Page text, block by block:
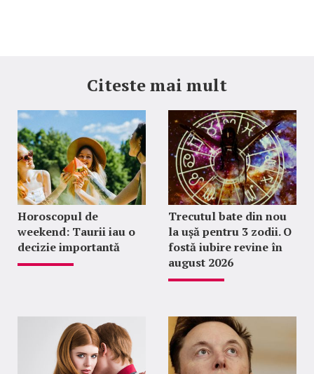
Citeste mai mult
Horoscopul de
weekend: Taurii iau o
decizie importantă
Trecutul bate din nou
la ușă pentru 3 zodii. O
fostă iubire revine în
august 2026